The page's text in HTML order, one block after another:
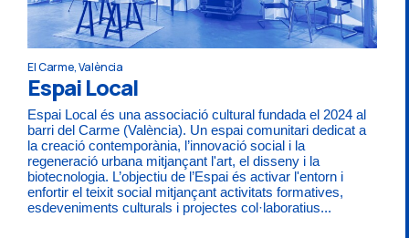
El Carme, València
Espai Local
Espai Local és una associació cultural fundada el 2024 al
barri del Carme (València). Un espai comunitari dedicat a
la creació contemporània, l’innovació social i la
regeneració urbana mitjançant l'art, el disseny i la
biotecnologia. L’objectiu de l’Espai és activar l'entorn i
enfortir el teixit social mitjançant activitats formatives,
esdeveniments culturals i projectes col·laboratius...